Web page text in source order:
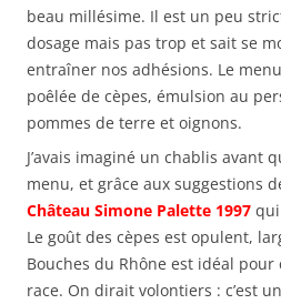
beau millésime. Il est un peu
dosage mais pas trop et sait se
entraîner nos adhésions. Le
poêlée de cèpes, émulsion au
pommes de terre et oignons.
J’avais imaginé un chablis avant
menu, et grâce aux suggestions
Château Simone Palette 1997
Le goût des cèpes est opulent,
Bouches du Rhône est idéal
race. On dirait volontiers : c’est